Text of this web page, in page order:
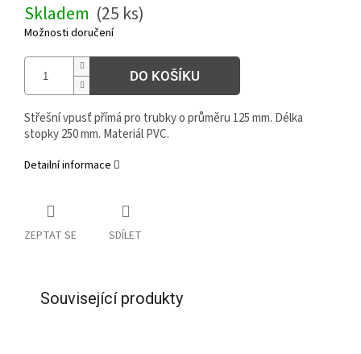
cena:
Skladem (25 ks)
Možnosti doručení
DO KOŠÍKU
Střešní vpusť přímá pro trubky o průměru 125 mm. Délka
stopky 250 mm. Materiál PVC.
Detailní informace
ZEPTAT SE SDÍLET
Související produkty